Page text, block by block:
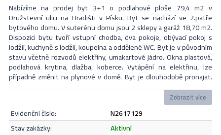
Nabízíme na prodej byt 3+1 o podlahové ploše 79,4 m2 v
Družstevní ulici na Hradišti v Písku. Byt se nachází ve 2.patře
bytového domu. V suterénu domu jsou 2 sklepy a garáž 18,70 m2.
Dispozici bytu tvoří vstupní chodba, dva pokoje, obývací pokoj s
lodžií, kuchyně s lodžií, koupelna a oddělené WC. Byt je v původním
stavu včetně rozvodů elektřiny, umakartové jádro. Okna plastová,
podlahová krytina, dlažba, koberce. Vytápění na elektřinu, lze
případně změnit na plynové v domě. Byt je dlouhodobě pronajat.
Před domem dětské hřiště, v blízkosti školka, obchod, MHD. Více
Zobrazit více
evidenční číslo:
N2617129
stav zakázky:
aktivní